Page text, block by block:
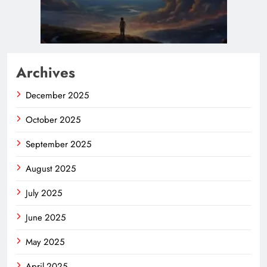
Archives
December 2025
October 2025
September 2025
August 2025
July 2025
June 2025
May 2025